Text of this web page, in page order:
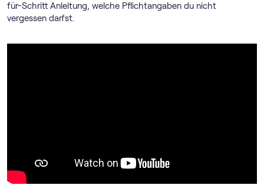
für-Schritt Anleitung, welche Pflichtangaben du nicht
vergessen darfst.